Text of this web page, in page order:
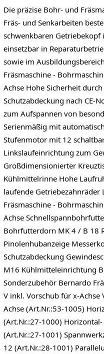
Die präzise Bohr- und
Fräs- und Senkarbeiten
schwenkbaren Getriebekopf
einsetzbar in
sowie im
Fräsmaschine -
Achse Hohe Sicherheit
Schutzabdeckung nach CE-
zum Aufspannen von
Serienmäßig mit
Stufenmotor mit 12
Linkslaufeinrichtung zum
Großdimensionierter
Kühlmittelrinne Hohe
laufende
Fräsmaschine -
Achse​
Bohrfutterdorn MK 4 / B 18
Pinolenhubanzeige
Schutzabdeckung
M16 Kühlmitteleinrichtung
Sonderzubehör Bernardo
V inkl. Vorschub für x-
Achse (Art.Nr.:53-1005)
(Art.Nr.:27-1000)
(Art.Nr.:27-1001)
12 (Art.Nr.:28-1001)